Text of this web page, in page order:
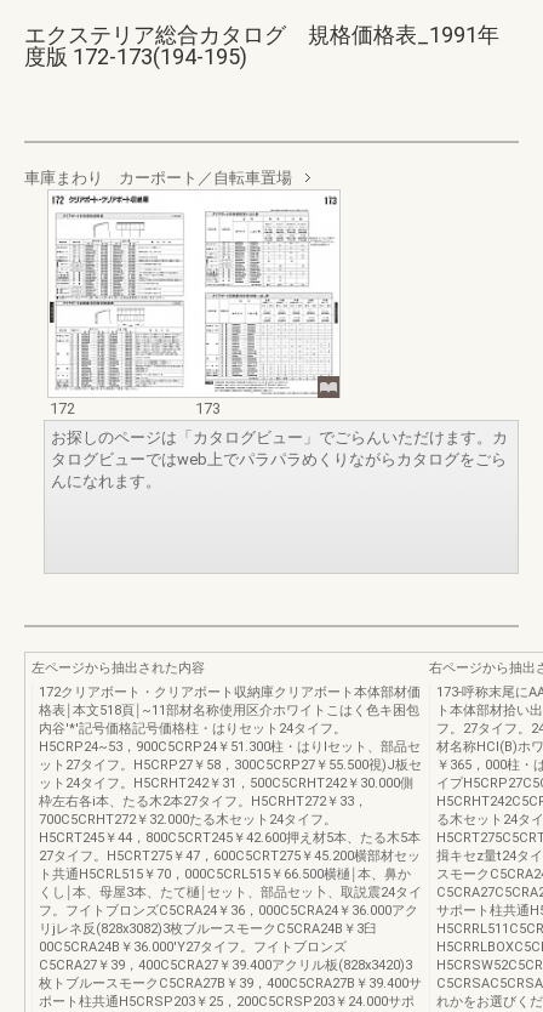
エクステリア総合カタログ 規格価格表_1991年
度版 172-173(194-195)
車庫まわり カーポート／自転車置場
172
173
お探しのページは「カタログビュー」でごらんいただけます。カ
タログビューではweb上でパラパラめくりながらカタログをごら
んになれます。
左ページから抽出された内容
172クリアボート・クリアボート収納庫クリアボート本体部材価
格表￨本文518頁￨~11部材名称使用区介ホワイトこはく色キ困包
内谷'*'記号価格記号価格柱・はりセット24タイフ。
H5CRP24~53，900C5CRP24￥51.300柱・はりlセット、部品セ
ット27タイフ。H5CRP27￥58，300C5CRP27￥55.500視)J板セ
ット24タイフ。H5CRHT242￥31，500C5CRHT242￥30.000側
枠左右各i本、たる木2本27タイフ。H5CRHT272￥33，
700C5CRHT272￥32.000たる木セット24タイフ。
H5CRT245￥44，800C5CRT245￥42.600押え材5本、たる木5本
27タイフ。H5CRT275￥47，600C5CRT275￥45.200横部材セッ
ト共通H5CRL515￥70，000C5CRL515￥66.500横樋￨本、鼻か
くし￨本、母屋3本、たて樋￨セット、部品セッ卜、取説震24タイ
フ。フイトブロンズC5CRA24￥36，000C5CRA24￥36.000アク
リjレネ反(828x3082)3枚ブルースモークC5CRA24B￥3臼
00C5CRA24B￥36.000'Y27タイフ。フイトブロンズ
C5CRA27￥39，400C5CRA27￥39.400アクリル板(828x3420)3
枚トブルースモークC5CRA27B￥39，400C5CRA27B￥39.400サ
ポート柱共通H5CRSP203￥25，200C5CRSP203￥24.000サポ
右ページから抽出
173-呼称末尾に
ト本体部材拾い
フ。27タイフ。
材名称HCI(B)ホ
￥365，000柱・
イプ
る木セット24タ
揖キセz量t24タ
スモーク
サポート柱共通
れかをお選びく